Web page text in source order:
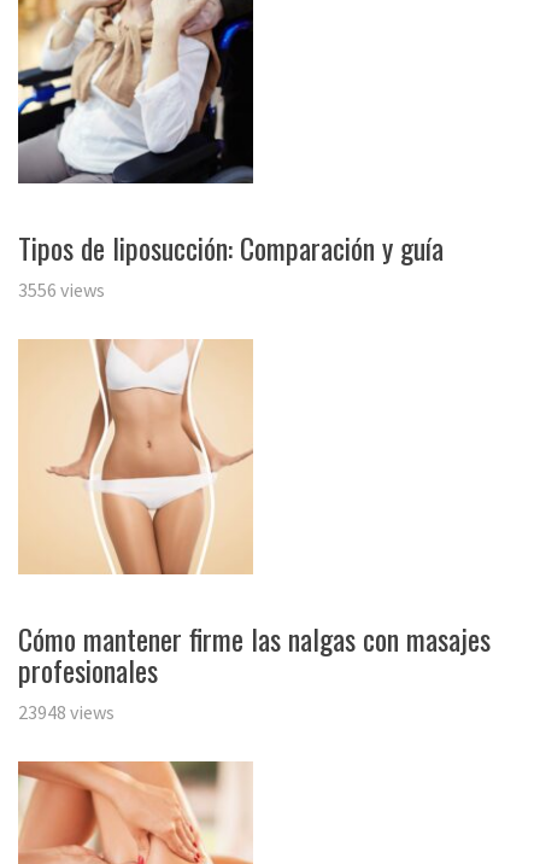
Tipos de liposucción: Comparación y guía
3556 views
Cómo mantener firme las nalgas con masajes
profesionales
23948 views